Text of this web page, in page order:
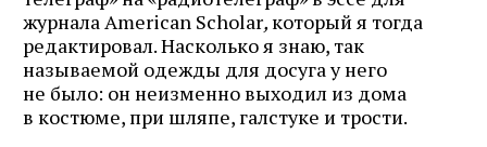
журнала American Scholar,который я тогда
редактировал. Насколько я знаю, так
называемой одежды для досуга у него
не было: он неизменно выходил из дома
в костюме, при шляпе, галстуке и трости.